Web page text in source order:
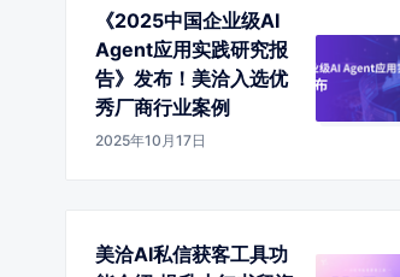
《2025中国企业级AI
Agent应用实践研究报
告》发布！美洽入选优
秀厂商行业案例
2025年10月17日
美洽AI私信获客工具功